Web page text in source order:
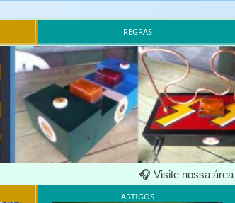
REGRAS
🎧 Visite nossa
ARTIGOS